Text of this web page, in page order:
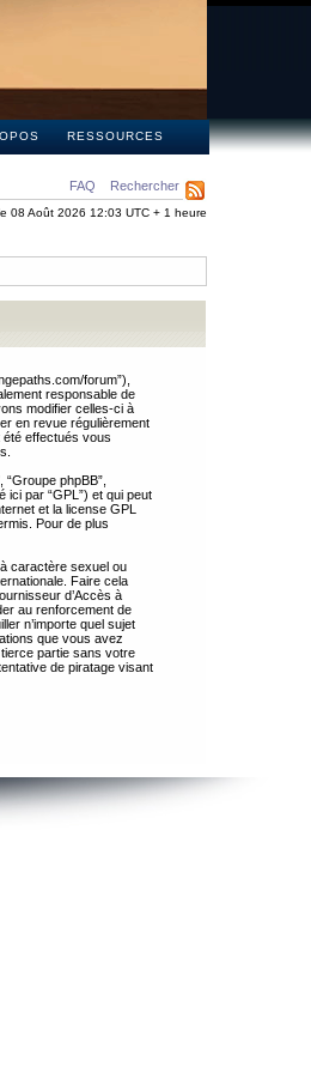
RESSOURCES
FAQ Rechercher
08 Août 2026 12:03 UTC + 1 heure
forum”),
responsable de
modifier celles-ci à
en revue régulièrement
été effectués vous
phpBB”,
ici par “GPL”) et qui peut
et la license GPL
Pour de plus
caractère sexuel ou
Faire cela
d’Accès à
au renforcement de
n’importe quel sujet
que vous avez
partie sans votre
de piratage visant